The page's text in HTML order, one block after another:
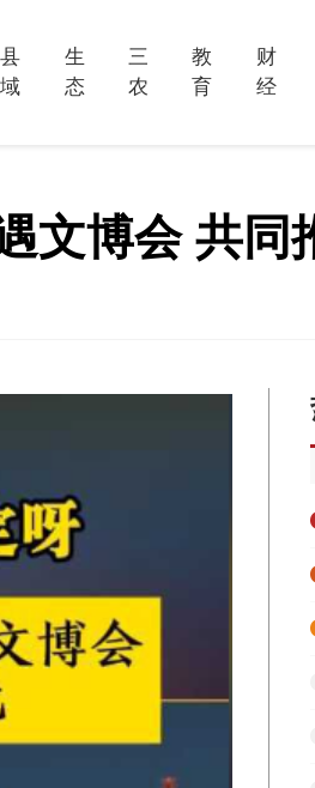
县
域
生
态
三
农
教
育
财
经
文博会 共同